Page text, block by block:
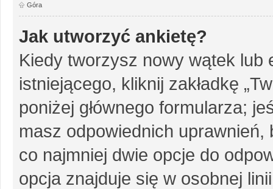
Góra
Jak utworzyć ankietę?
Kiedy tworzysz nowy wątek lub
istniejącego, kliknij zakładkę
poniżej głównego formularza;
masz odpowiednich uprawnień,
co najmniej dwie opcje do
opcja znajduje się w osobnej